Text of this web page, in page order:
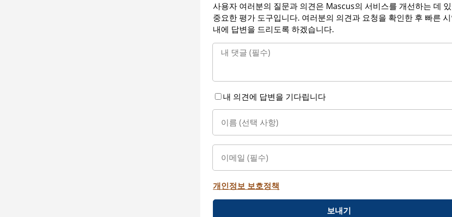
사용자 여러분의 질문과 의견은 Mascus의 서비스를 개선하는 데
중요한 평가 도구입니다. 여러분의 의견과 요청을 확인한 후 빠른
내에 답변을 드리도록 하겠습니다.
내 의견에 답변을 기다립니다
개인정보 보호정책
보내기